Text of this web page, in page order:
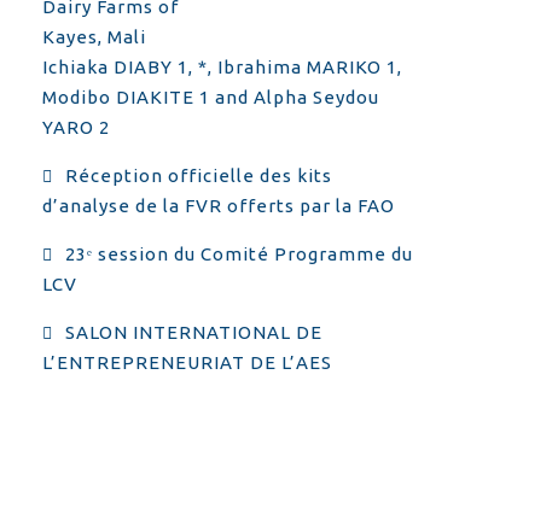
Dairy Farms of
Kayes, Mali
Ichiaka DIABY 1, *, Ibrahima MARIKO 1,
Modibo DIAKITE 1 and Alpha Seydou
YARO 2
Réception officielle des kits
d’analyse de la FVR offerts par la FAO
23ᵉ session du Comité Programme du
LCV
SALON INTERNATIONAL DE
L’ENTREPRENEURIAT DE L’AES